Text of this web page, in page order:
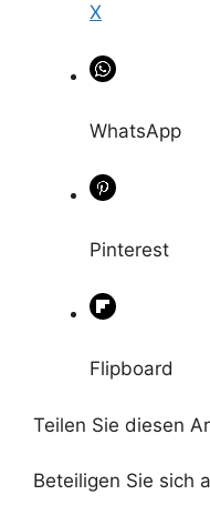
X
WhatsApp
Pinterest
Flipboard
Teilen Sie diesen
Beteiligen Sie sich